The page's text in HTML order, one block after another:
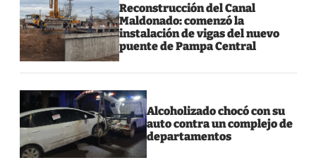
Reconstrucción del Canal
Maldonado: comenzó la
instalación de vigas del nuevo
puente de Pampa Central
Alcoholizado chocó con su
auto contra un complejo de
departamentos